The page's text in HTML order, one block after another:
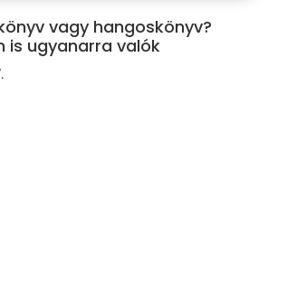
vagy hangoskönyv?
is ugyanarra valók